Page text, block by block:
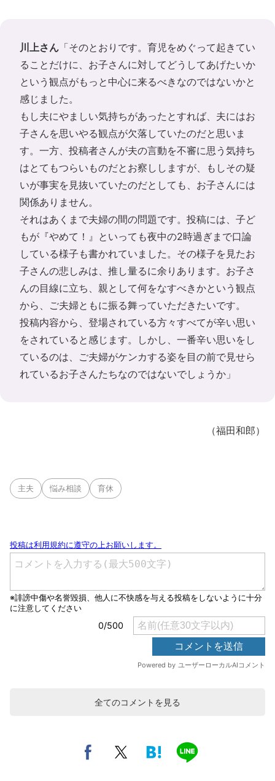
川上さん 「そのとおりです。育児をめぐって起きてい
ることだけに、お子さんに対してどうしてあげたいか
という観点がもっと中心に来るべきなのではないかと
感じました。
もし夫にやましい気持ちがあったとすれば、夫にはお
子さんを思いやる観点が欠落していたのだと思いま
す。一方、投稿者さんが夫の言動を不審に思う気持ち
はとてもつらいものだとお察ししますが、もしその疑
いが事実を見抜いていたのだとしても、お子さんには
関係ありません。
それはあくまで夫婦の間の問題です。投稿には、子ど
もが『やめて！』といっても夜中の2時過ぎまで口論
している様子も書かれていました。その様子を見たお
子さんの悲しみは、推し量るに余りあります。お子さ
んの目線に立ち、親として何をなすべきかという観点
から、ご夫婦ともに振る舞っていただきたいです。
投稿内容から、登場されている方々すべてが辛い思い
をされていると感じます。しかし、一番辛い思いをし
ているのは、ご夫婦がケンカする姿を目の前で見せら
れているお子さんたちなのではないでしょうか」
（福田和郎）
主夫 悩み相談 育休
全てのコメントを見る